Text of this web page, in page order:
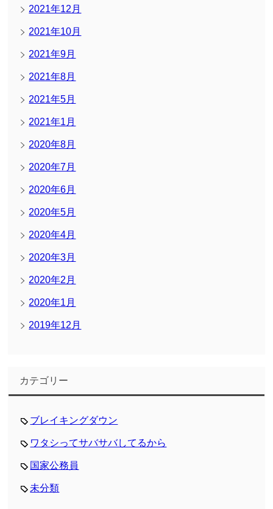
2021年12月
2021年10月
2021年9月
2021年8月
2021年5月
2021年1月
2020年8月
2020年7月
2020年6月
2020年5月
2020年4月
2020年3月
2020年2月
2020年1月
2019年12月
カテゴリー
ブレイキングダウン
ワタシってサバサバしてるから
国家公務員
未分類